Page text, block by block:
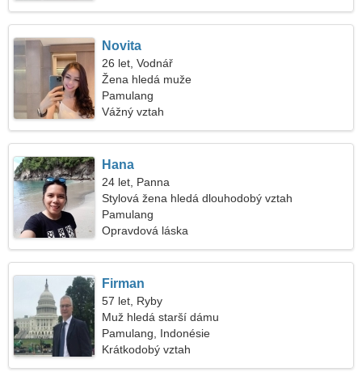
Novita
26 let, Vodnář
Žena hledá muže
Pamulang
Vážný vztah
Hana
24 let, Panna
Stylová žena hledá dlouhodobý vztah
Pamulang
Opravdová láska
Firman
57 let, Ryby
Muž hledá starší dámu
Pamulang, Indonésie
Krátkodobý vztah